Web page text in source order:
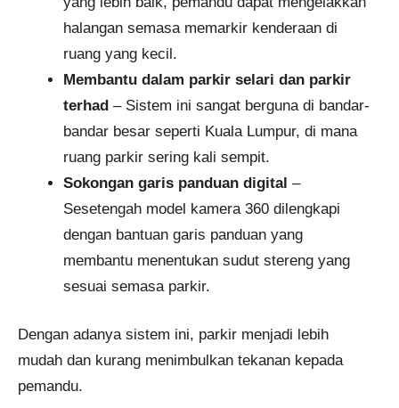
halangan semasa memarkir kenderaan di
ruang yang kecil.
Membantu dalam parkir selari dan parkir
terhad – Sistem ini sangat berguna di bandar-
bandar besar seperti Kuala Lumpur, di mana
ruang parkir sering kali sempit.
Sokongan garis panduan digital –
Sesetengah model kamera 360 dilengkapi
dengan bantuan garis panduan yang
membantu menentukan sudut stereng yang
sesuai semasa parkir.
Dengan adanya sistem ini, parkir menjadi lebih
mudah dan kurang menimbulkan tekanan kepada
pemandu.